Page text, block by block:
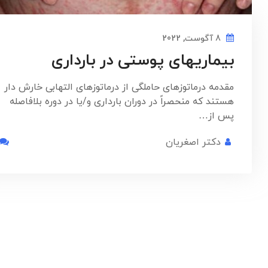
بیماریهای پوستی در بارداری
مقدمه درماتوزهای حاملگی از درماتوزهای التهابی خارش دار
هستند که منحصراً در دوران بارداری و/یا در دوره بلافاصله
پس از…
دکتر اصغریان